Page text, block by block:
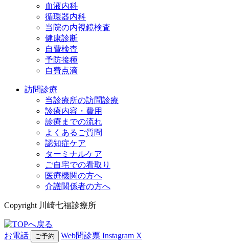
血液内科
循環器内科
当院の内視鏡検査
健康診断
自費検査
予防接種
自費点滴
訪問診療
当診療所の訪問診療
診療内容・費用
診療までの流れ
よくあるご質問
認知症ケア
ターミナルケア
ご自宅での看取り
医療機関の方へ
介護関係者の方へ
Copyright 川崎七福診療所
お電話 ご予約 Web問診票 Instagram X